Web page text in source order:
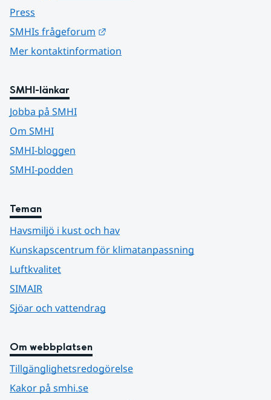
Press
SMHIs frågeforum
Mer kontaktinformation
SMHI-länkar
Jobba på SMHI
Om SMHI
SMHI-bloggen
SMHI-podden
Teman
Havsmiljö i kust och hav
Kunskapscentrum för klimatanpassning
Luftkvalitet
SIMAIR
Sjöar och vattendrag
Om webbplatsen
Tillgänglighetsredogörelse
Kakor på smhi.se